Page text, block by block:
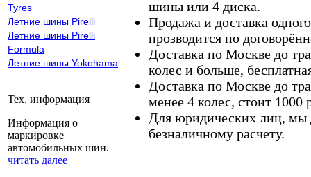
Tyres
Летние шины Pirelli
Летние шины Pirelli
Formula
Летние шины Yokohama
Тех. информация
Информация о
маркировке
автомобильных шин.
читать далее
шины или 4 диска.
Продажа и доставка
прозводится по
Доставка по Москве до
колес и больше,
Доставка по Москве до
менее 4 колес, стоит 1000
Для юридических лиц, мы
безналичному расчету.